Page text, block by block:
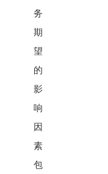
务
期
望
的
影
响
因
素
包